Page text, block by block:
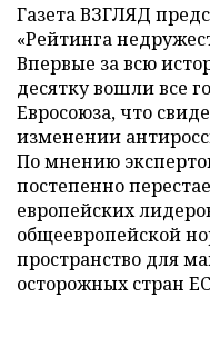
Газета ВЗГЛЯД
«Рейтинга
Впервые за всю
десятку вошли все
Евросоюза, что
изменении
По мнению
постепенно
европейских
общеевропейской
пространство для
осторожных стран